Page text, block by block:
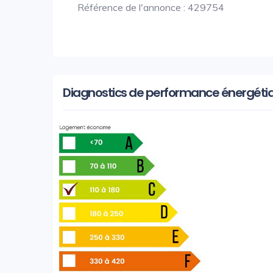
Référence de l'annonce : 429754
Diagnostics de performance